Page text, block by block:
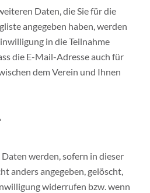
Daten, die Sie für die
angegeben haben, werden
in die Teilnahme
die E-Mail-Adresse auch für
dem Verein und Ihnen
werden, sofern in dieser
anders angegeben, gelöscht,
widerrufen bzw. wenn